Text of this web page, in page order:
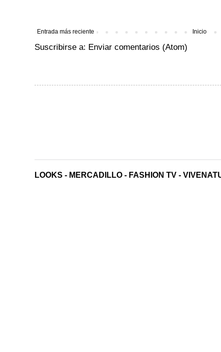
Entrada más reciente Inicio
Suscribirse a: Enviar comentarios (Atom)
LOOKS - MERCADILLO - FASHION TV -